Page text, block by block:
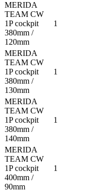
MERIDA
TEAM CW
1P cockpit
380mm /
120mm
1
MERIDA
TEAM CW
1P cockpit
380mm /
130mm
1
MERIDA
TEAM CW
1P cockpit
380mm /
140mm
1
MERIDA
TEAM CW
1P cockpit
400mm /
90mm
1